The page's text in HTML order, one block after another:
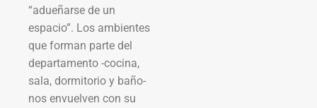
“adueñarse de un
espacio”. Los ambientes
que forman parte del
departamento -cocina,
sala, dormitorio y baño-
nos envuelven con su